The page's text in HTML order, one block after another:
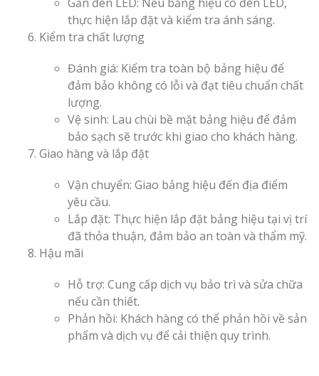
thực hiện lắp đặt và kiểm tra ánh sáng.
Kiểm tra chất lượng
Đánh giá: Kiểm tra toàn bộ bảng hiệu để
đảm bảo không có lỗi và đạt tiêu chuẩn chất
lượng.
Vệ sinh: Lau chùi bề mặt bảng hiệu để đảm
bảo sạch sẽ trước khi giao cho khách hàng.
Giao hàng và lắp đặt
Vận chuyển: Giao bảng hiệu đến địa điểm
yêu cầu.
Lắp đặt: Thực hiện lắp đặt bảng hiệu tại vị trí
đã thỏa thuận, đảm bảo an toàn và thẩm mỹ.
Hậu mãi
Hỗ trợ: Cung cấp dịch vụ bảo trì và sửa chữa
nếu cần thiết.
Phản hồi: Khách hàng có thể phản hồi về sản
phẩm và dịch vụ để cải thiện quy trình.